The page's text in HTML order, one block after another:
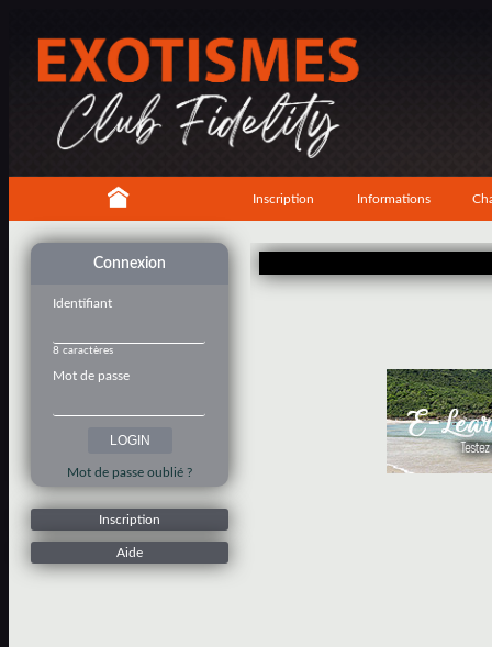
Inscription Informations
Connexion
Identifiant
8 caractères
Mot de passe
Mot de passe oublié ?
Inscription
Aide